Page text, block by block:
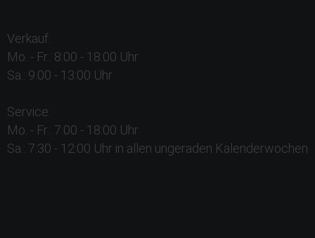
Verkauf:
Mo. - Fr.: 8:00 - 18:00 Uhr
Sa.: 9:00 - 13:00 Uhr
Service:
Mo. - Fr.: 7:00 - 18:00 Uhr
Sa.: 7:30 - 12:00 Uhr in allen ungeraden Kalenderwochen